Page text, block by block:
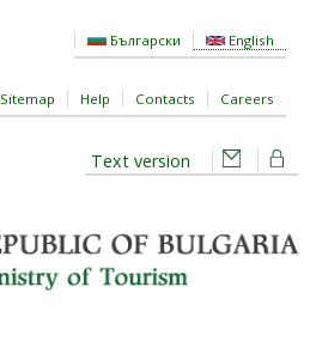
Български English
Sitemap Help Contacts Careers
Text version